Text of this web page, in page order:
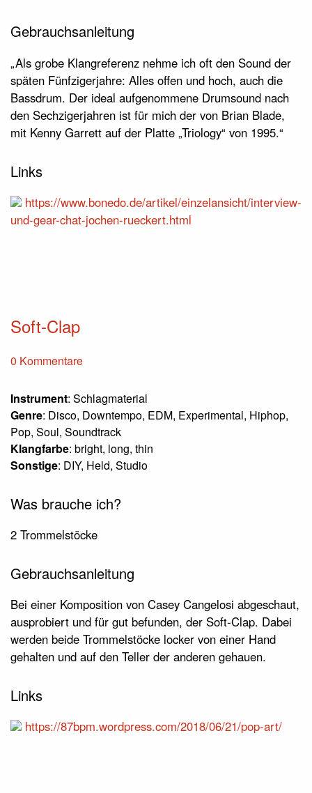
Gebrauchsanleitung
„Als grobe Klangreferenz nehme ich oft den Sound der
späten Fünfzigerjahre: Alles offen und hoch, auch die
Bassdrum. Der ideal aufgenommene Drumsound nach
den Sechzigerjahren ist für mich der von Brian Blade,
mit Kenny Garrett auf der Platte „Triology“ von 1995.“
Links
https://www.bonedo.de/artikel/einzelansicht/interview-
und-gear-chat-jochen-rueckert.html
Soft-Clap
0 Kommentare
Instrument: Schlagmaterial
Genre: Disco, Downtempo, EDM, Experimental, Hiphop,
Pop, Soul, Soundtrack
Klangfarbe: bright, long, thin
Sonstige: DIY, Held, Studio
Was brauche ich?
2 Trommelstöcke
Gebrauchsanleitung
Bei einer Komposition von Casey Cangelosi abgeschaut,
ausprobiert und für gut befunden, der Soft-Clap. Dabei
werden beide Trommelstöcke locker von einer Hand
gehalten und auf den Teller der anderen gehauen.
Links
https://87bpm.wordpress.com/2018/06/21/pop-art/